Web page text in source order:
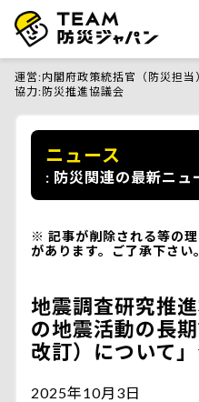
運営 内閣府政策統括官（防災担当
協力 防災推進協議会
ニュース
防災関連の最新ニュ
記事が削除される等の
があります。ご了承下さい。
地震調査研究推
の地震活動の長
改訂）について
2025年10月3日